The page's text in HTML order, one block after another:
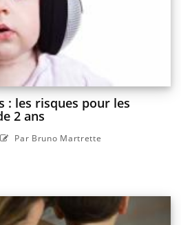
: les risques pour les
2 ans
Par Bruno Martrette